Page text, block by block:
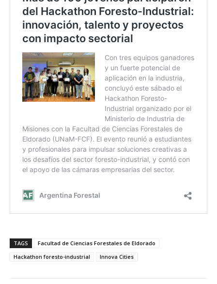
TAGS
Facultad de Ciencias Forestales de Eldorado
Hackathon foresto-industrial
Innova Cities